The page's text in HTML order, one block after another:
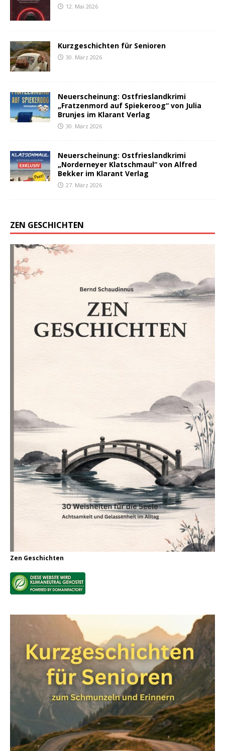
12. Mai 2026
Kurzgeschichten für Senioren
30. März 2026
Neuerscheinung: Ostfrieslandkrimi
„Fratzenmord auf Spiekeroog“ von Julia
Brunjes im Klarant Verlag
30. März 2026
Neuerscheinung: Ostfrieslandkrimi
„Norderneyer Klatschmaul“ von Alfred
Bekker im Klarant Verlag
27. März 2026
ZEN GESCHICHTEN
Zen Geschichten